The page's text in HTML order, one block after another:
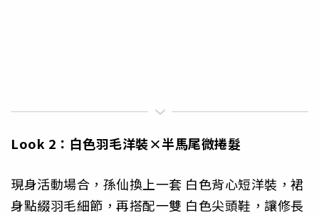
Look 2 ：白色羽毛洋裝×半馬尾微捲髮
現身活動場合，孫仙換上一套 白色背心短洋裝，裙
身點綴羽毛細節，再搭配一雙 白色尖頭鞋，讓修長